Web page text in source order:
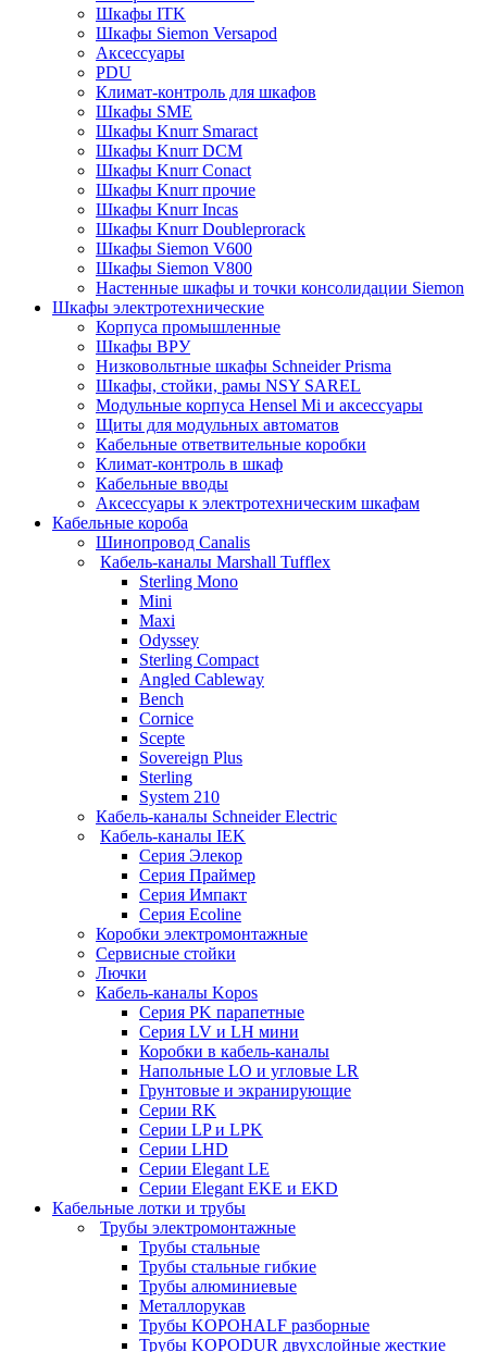
Шкафы ITK
Шкафы Siemon Versapod
Аксессуары
PDU
Климат-контроль для шкафов
Шкафы SME
Шкафы Knurr Smaract
Шкафы Knurr DCM
Шкафы Knurr Conact
Шкафы Knurr прочие
Шкафы Knurr Incas
Шкафы Knurr Doubleprorack
Шкафы Siemon V600
Шкафы Siemon V800
Настенные шкафы и точки консолидации Siemon
Шкафы электротехнические
Корпуса промышленные
Шкафы ВРУ
Низковольтные шкафы Schneider Prisma
Шкафы, стойки, рамы NSY SAREL
Модульные корпуса Hensel Mi и аксессуары
Щиты для модульных автоматов
Кабельные ответвительные коробки
Климат-контроль в шкаф
Кабельные вводы
Аксессуары к электротехническим шкафам
Кабельные короба
Шинопровод Canalis
Кабель-каналы Marshall Tufflex
Sterling Mono
Mini
Maxi
Odyssey
Sterling Compact
Angled Cableway
Bench
Cornice
Scepte
Sovereign Plus
Sterling
System 210
Кабель-каналы Schneider Electric
Кабель-каналы IEK
Серия Элекор
Серия Праймер
Серия Импакт
Серия Ecoline
Коробки электромонтажные
Сервисные стойки
Лючки
Кабель-каналы Kopos
Серия PK парапетные
Серия LV и LH мини
Коробки в кабель-каналы
Напольные LO и угловые LR
Грунтовые и экранирующие
Серии RK
Серии LP и LPK
Серии LHD
Серии Elegant LE
Серии Elegant EKE и EKD
Кабельные лотки и трубы
Трубы электромонтажные
Трубы стальные
Трубы стальные гибкие
Трубы алюминиевые
Металлорукав
Трубы KOPOHALF разборные
Трубы KOPODUR двухслойные жесткие